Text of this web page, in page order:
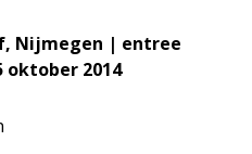
, Nijmegen | entree
oktober 2014